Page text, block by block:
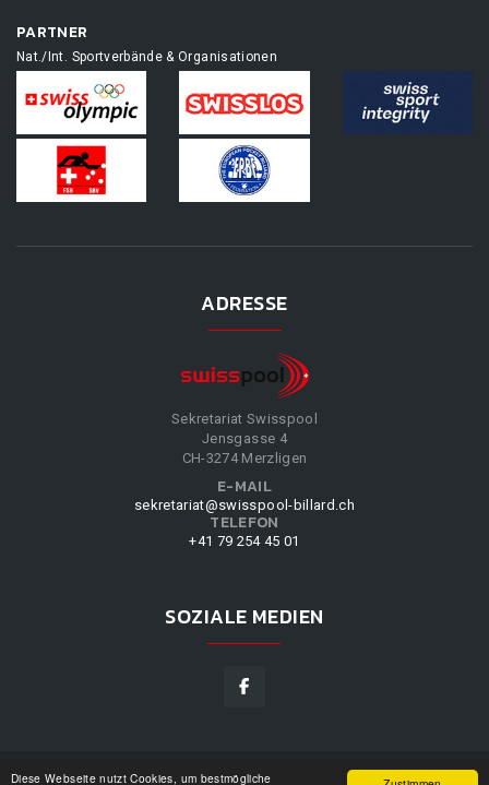
Diese Webseite nutzt Cookies, um bestmögliche
PARTNER
Nat./Int. Sportverbände & Organisationen
ADRESSE
Sekretariat Swisspool
Jensgasse 4
CH-3274 Merzligen
E-MAIL
sekretariat@swisspool-billard.ch
TELEFON
+41 79 254 45 01
SOZIALE MEDIEN